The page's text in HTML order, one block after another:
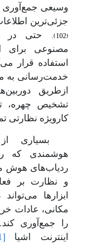
وسیعی جمع
جزئیترین
102)
). حتی در
مصنوعی برای
استفاده قرار می
خدمترسانی به
ازطریق دوربین
تشخیص چهره،
کارویژه نظارتی
بسیاری
هوشمندی که
ردیاب‌های هوش
و نظارت بر
ابزارها
مکانی، عادات
را جمع‌آوری
اینترنت اشیا
[1]